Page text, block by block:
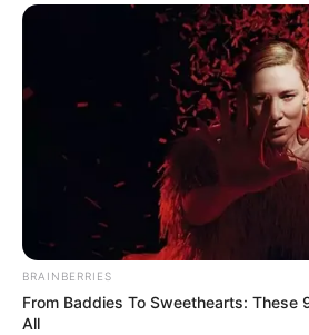
BRAINBERRIES
From Baddies To Sweethearts: These
All